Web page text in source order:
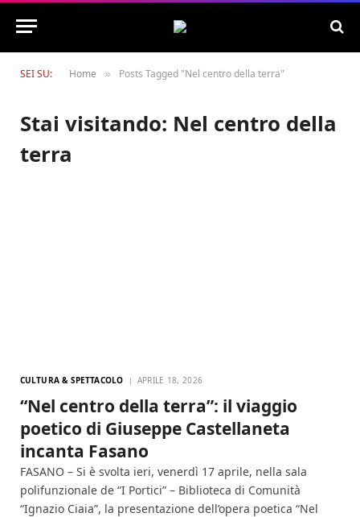
SEI SU: Home » Posts Tagged "Nel centro della terra"
Stai visitando: Nel centro della
terra
CULTURA & SPETTACOLO APRILE 18, 2026
“Nel centro della terra”: il viaggio
poetico di Giuseppe Castellaneta
incanta Fasano
FASANO – Si è svolta ieri, venerdì 17 aprile, nella sala
polifunzionale de “I Portici” – Biblioteca di Comunità
“Ignazio Ciaia”, la presentazione dell’opera poetica “Nel